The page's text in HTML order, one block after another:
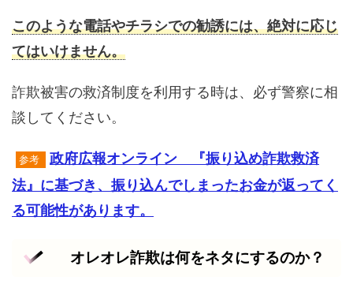
このような電話やチラシでの勧誘には、絶対に応じ
てはいけません。
詐欺被害の救済制度を利用する時は、必ず警察に相
談してください。
参考
政府広報オンライン 『振り込め詐欺救済
法』に基づき、振り込んでしまったお金が返ってく
る可能性があります。
オレオレ詐欺は何をネタにするのか？